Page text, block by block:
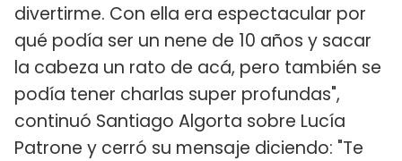
divertirme. Con ella era espectacular por
qué podía ser un nene de 10 años y sacar
la cabeza un rato de acá, pero también se
podía tener charlas super profundas",
continuó Santiago Algorta sobre Lucía
Patrone y cerró su mensaje diciendo: "Te